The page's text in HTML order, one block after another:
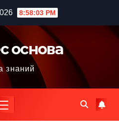
8:58:04 PM
основа
знаний